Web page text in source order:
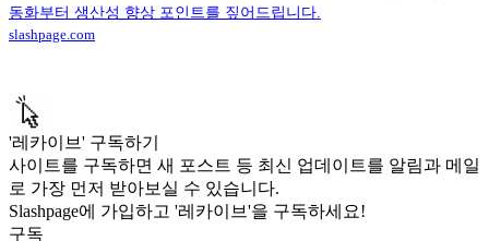
동화부터 생산성 향상 포인트를 짚어드립니다.
slashpage.com
'레카이브' 구독하기
사이트를 구독하면 새 포스트 등 최신 업데이트를 알림과 메일
로 가장 먼저 받아보실 수 있습니다.
Slashpage에 가입하고 '레카이브'을 구독하세요!
구독